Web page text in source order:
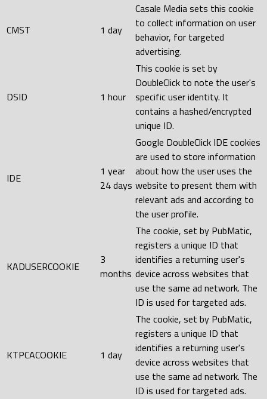
CMST 1 day
Casale Media sets this cookie
to collect information on user
behavior, for targeted
advertising.
DSID 1 hour
This cookie is set by
DoubleClick to note the user's
specific user identity. It
contains a hashed/encrypted
unique ID.
IDE
1 year
24 days
Google DoubleClick IDE cookies
are used to store information
about how the user uses the
website to present them with
relevant ads and according to
the user profile.
KADUSERCOOKIE
3
months
The cookie, set by PubMatic,
registers a unique ID that
identifies a returning user's
device across websites that
use the same ad network. The
ID is used for targeted ads.
KTPCACOOKIE 1 day
The cookie, set by PubMatic,
registers a unique ID that
identifies a returning user's
device across websites that
use the same ad network. The
ID is used for targeted ads.